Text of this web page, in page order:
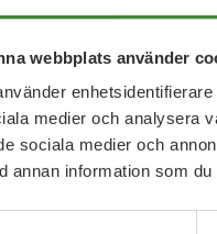
webbplats använder
medier och analysera
sociala medier och
annan information som
färg, i
kommer vi att starta
alla värmlänningar.